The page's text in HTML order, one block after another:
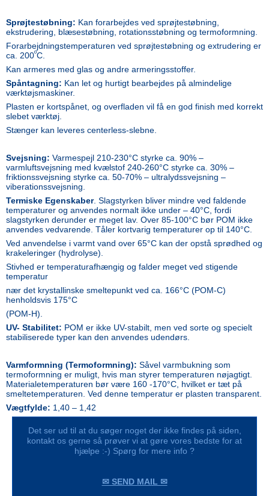
Sprøjtestøbning: Kan forarbejdes ved sprøjtestøbning,
ekstrudering, blæsestøbning, rotationsstøbning og termoformning.
Forarbejdningstemperaturen ved sprøjtestøbning og extrudering er
ca. 200ºC.
Kan armeres med glas og andre armeringsstoffer.
Spåntagning: Kan let og hurtigt bearbejdes på almindelige
værktøjsmaskiner.
Plasten er kortspånet, og overfladen vil få en god finish med korrekt
slebet værktøj.
Stænger kan leveres centerless-slebne.
Svejsning: Varmespejl 210-230°C styrke ca. 90% –
varmluftsvejsning med kvælstof 240-260°C styrke ca. 30% –
friktionssvejsning styrke ca. 50-70% – ultralydssvejsning –
viberationssvejsning.
Termiske Egenskaber. Slagstyrken bliver mindre ved faldende
temperaturer og anvendes normalt ikke under – 40°C, fordi
slagstyrken derunder er meget lav. Over 85-100°C bør POM ikke
anvendes vedvarende. Tåler kortvarig temperaturer op til 140°C.
Ved anvendelse i varmt vand over 65°C kan der opstå sprødhed og
krakeleringer (hydrolyse).
Stivhed er temperaturafhængig og falder meget ved stigende
temperatur
nær det krystallinske smeltepunkt ved ca. 166°C (POM-C)
henholdsvis 175°C
(POM-H).
UV- Stabilitet: POM er ikke UV-stabilt, men ved sorte og specielt
stabiliserede typer kan den anvendes udendørs.
Varmformning (Termoformning): Såvel varmbukning som
termoformning er muligt, hvis man styrer temperaturen nøjagtigt.
Materialetemperaturen bør være 160 -170°C, hvilket er tæt på
smeltetemperaturen. Ved denne temperatur er plasten transparent.
Vægtfylde: 1,40 – 1,42
Det ser ud til at du søger noget der ikke findes på siden,
kontakt os gerne så prøver vi at gøre vores bedste for at
hjælpe :-) Spørg for mere info ?
✉ SEND MAIL ✉